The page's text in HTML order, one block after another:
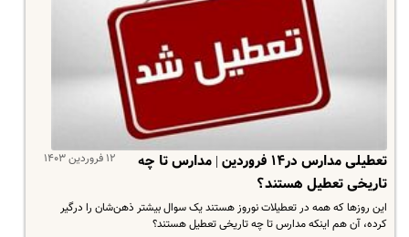
۱۲ فروردین ۱۴۰۳
تعطیلی مدارس در۱۴ فروردین | مدارس تا چه
تاریخی تعطیل هستند؟
این روزها که همه در تعطیلات نوروز هستند یک سوال بیشتر ذهن‌شان را درگیر
کرده، آن هم اینکه مدارس تا چه تاریخی تعطیل هستند؟